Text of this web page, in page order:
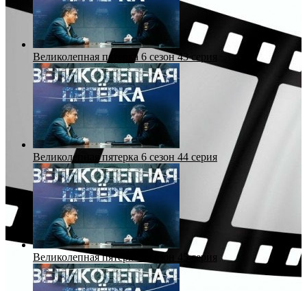
Великолепная пятерка 6 сезон 43 серия
Великолепная пятерка 6 сезон 44 серия
Великолепная пятерка 6 сезон 45 серия